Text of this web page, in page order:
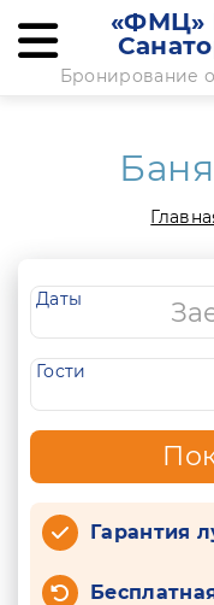
«ФМЦ»
Бронирование
Даты
Гости
Гарантия